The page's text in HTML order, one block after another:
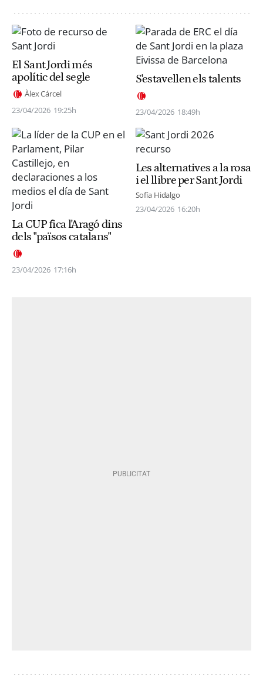
El Sant Jordi més
apolític del segle
Àlex Cárcel
23/04/2026 19:25h
S'estavellen els talents
23/04/2026 18:49h
La CUP fica l'Aragó dins
dels "països catalans"
23/04/2026 17:16h
Les alternatives a la rosa
i el llibre per Sant Jordi
Sofía Hidalgo
23/04/2026 16:20h